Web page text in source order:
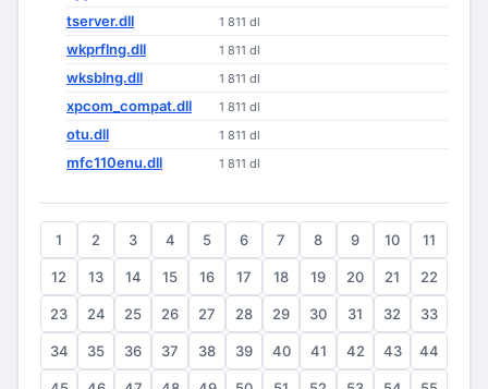
tserver.dll 1 811 dl
wkprflng.dll 1 811 dl
wksblng.dll 1 811 dl
xpcom_compat.dll 1 811 dl
otu.dll 1 811 dl
mfc110enu.dll 1 811 dl
1 2 3 4 5 6 7 8 9 10 11
12 13 14 15 16 17 18 19 20 21 22
23 24 25 26 27 28 29 30 31 32 33
34 35 36 37 38 39 40 41 42 43 44